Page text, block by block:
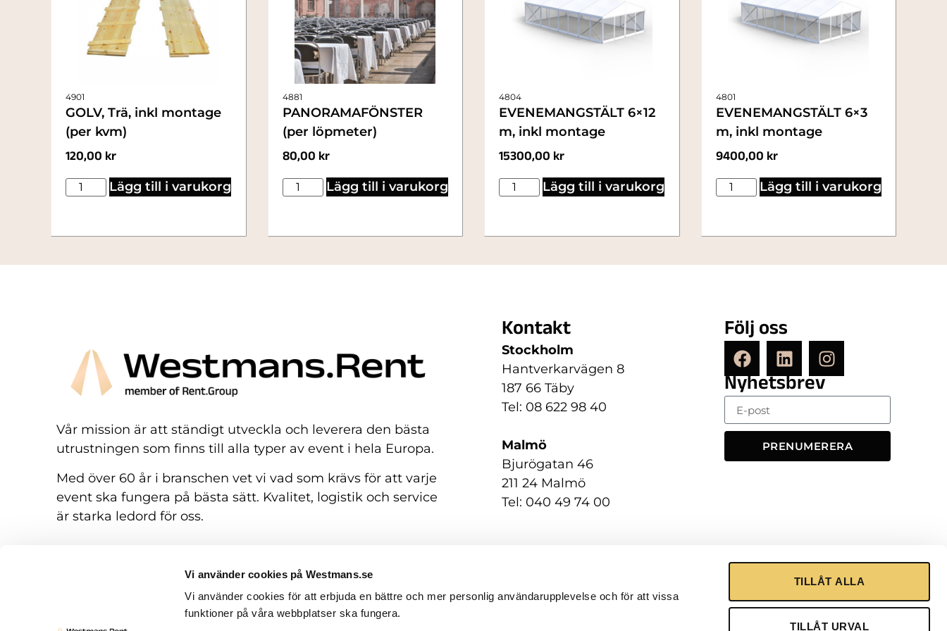
Vi använder cookies på Westmans.se
Vi använder cookies för att erbjuda en bättre och mer personlig användarupplevelse och för att vissa
funktioner på våra webbplatser ska fungera.
TILLÅT ALLA
TILLÅT URVAL
4901
GOLV, Trä, inkl montage
(per kvm)
120,00 kr
Lägg till i varukorg
4881
PANORAMAFÖNSTER
(per löpmeter)
80,00 kr
Lägg till i varukorg
4804
EVENEMANGSTÄLT 6×12
m, inkl montage
15300,00 kr
Lägg till i varukorg
4801
EVENEMANGSTÄLT 6×3
m, inkl montage
9400,00 kr
Lägg till i varukorg
Vår mission är att ständigt utveckla och leverera den bästa
utrustningen som finns till alla typer av event i hela Europa.
Med över 60 år i branschen vet vi vad som krävs för att varje
event ska fungera på bästa sätt. Kvalitet, logistik och service
är starka ledord för oss.
Kontakt
Stockholm
Hantverkarvägen 8
187 66 Täby
Tel: 08 622 98 40
Malmö
Bjurögatan 46
211 24 Malmö
Tel: 040 49 74 00
Följ oss
Nyhetsbrev
PRENUMERERA